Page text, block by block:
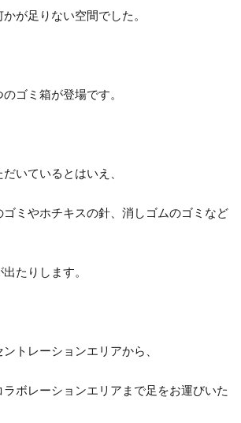
が足りない空間でした。
ゴミ箱が登場です。
いているとはいえ、
ミやホチキスの針、消しゴムのゴミなど
たりします。
トレーションエリアから、
ボレーションエリアまで足をお運びいた